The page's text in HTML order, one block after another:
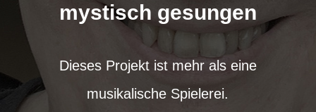
mystisch gesungen
Dieses Projekt ist mehr als eine
musikalische Spielerei.